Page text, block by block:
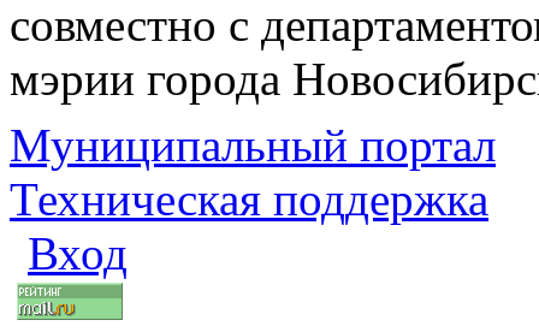
совместно с
мэрии города
Муниципальный портал
Техническая поддержка
Вход